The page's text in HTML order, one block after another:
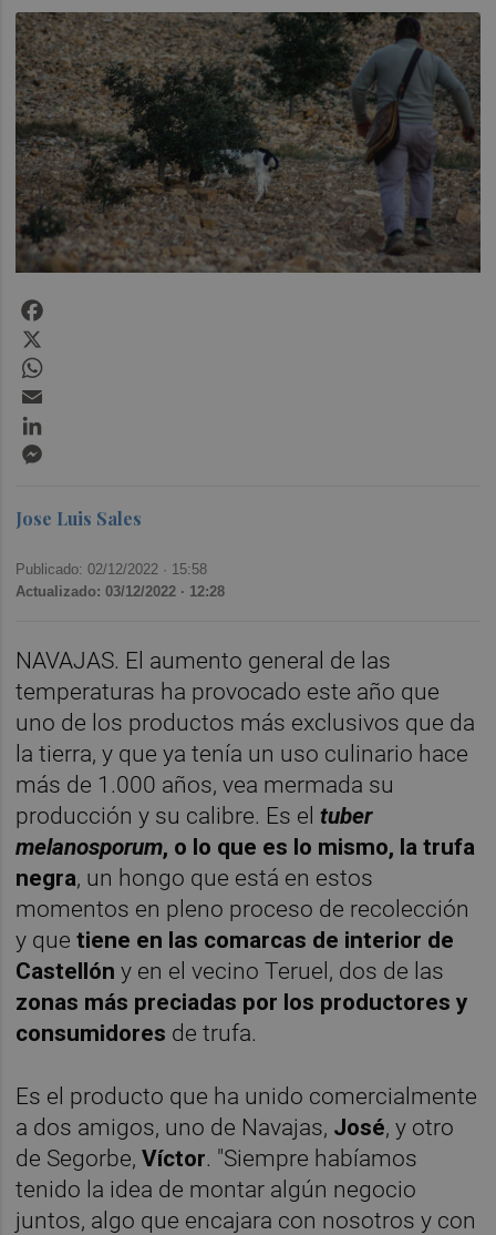
Jose Luis Sales
Publicado: 02/12/2022 · 15:58
Actualizado: 03/12/2022 · 12:28
NAVAJAS. El aumento general de las
temperaturas ha provocado este año que
uno de los productos más exclusivos que da
la tierra, y que ya tenía un uso culinario hace
más de 1.000 años, vea mermada su
producción y su calibre. Es eltuber
melanosporum, o lo que es lo mismo, la trufa
negra, un hongo que está en estos
momentos en pleno proceso de recolección
y quetiene en las comarcas de interior de
Castellóny en el vecino Teruel, dos de las
zonas más preciadas por los productores y
consumidores de trufa.
Es el producto que ha unido comercialmente
a dos amigos, uno de Navajas, José, y otro
de Segorbe,Víctor. "Siempre habíamos
tenido la idea de montar algún negocio
juntos, algo que encajara con nosotros y con